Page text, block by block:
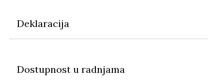
Deklaracija
Dostupnost u radnjama